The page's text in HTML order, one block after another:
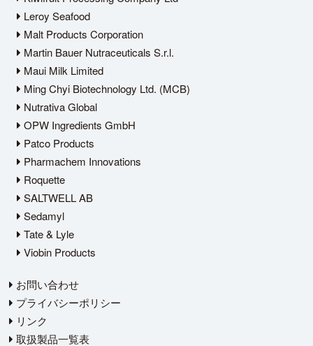
Leroy Seafood
Malt Products Corporation
Martin Bauer Nutraceuticals S.r.l.
Maui Milk Limited
Ming Chyi Biotechnology Ltd. (MCB)
Nutrativa Global
OPW Ingredients GmbH
Patco Products
Pharmachem Innovations
Roquette
SALTWELL AB
Sedamyl
Tate & Lyle
Viobin Products
お問い合わせ
プライバシーポリシー
リンク
取扱製品一覧表